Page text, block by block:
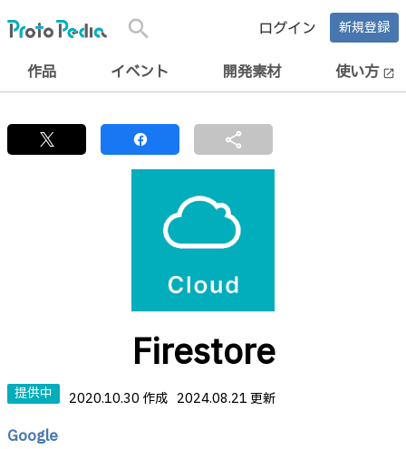
search ログイン 新規登録
作品 イベント 開発素材 使い方 open_in_new
share
Firestore
提供中 2020.10.30 作成 2024.08.21 更新
Google